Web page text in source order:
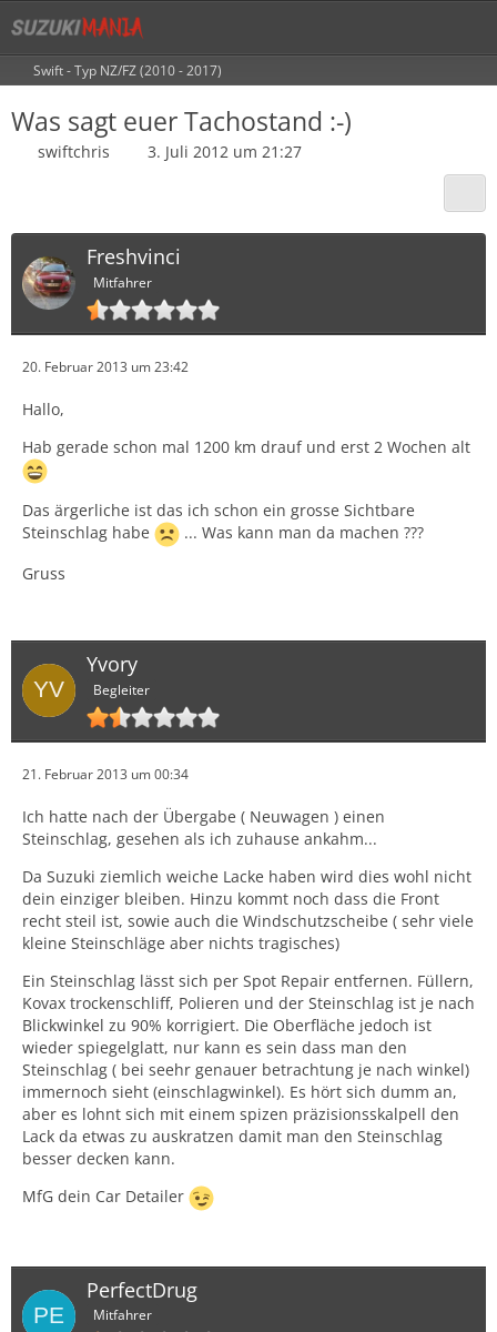
Swift - Typ NZ/FZ (2010 - 2017)
Was sagt euer Tachostand :-)
swiftchris 3. Juli 2012 um 21:27
Freshvinci
Mitfahrer
20. Februar 2013 um 23:42
Hallo,
Hab gerade schon mal 1200 km drauf und erst 2 Wochen alt
Das ärgerliche ist das ich schon ein grosse Sichtbare
Steinschlag habe
... Was kann man da machen ???
Gruss
Yvory
Begleiter
21. Februar 2013 um 00:34
Ich hatte nach der Übergabe ( Neuwagen ) einen
Steinschlag, gesehen als ich zuhause ankahm...
Da Suzuki ziemlich weiche Lacke haben wird dies wohl nicht
dein einziger bleiben. Hinzu kommt noch dass die Front
recht steil ist, sowie auch die Windschutzscheibe ( sehr viele
kleine Steinschläge aber nichts tragisches)
Ein Steinschlag lässt sich per Spot Repair entfernen. Füllern,
Kovax trockenschliff, Polieren und der Steinschlag ist je nach
Blickwinkel zu 90% korrigiert. Die Oberfläche jedoch ist
wieder spiegelglatt, nur kann es sein dass man den
Steinschlag ( bei seehr genauer betrachtung je nach winkel)
immernoch sieht (einschlagwinkel). Es hört sich dumm an,
aber es lohnt sich mit einem spizen präzisionsskalpell den
Lack da etwas zu auskratzen damit man den Steinschlag
besser decken kann.
MfG dein Car Detailer
PerfectDrug
Mitfahrer